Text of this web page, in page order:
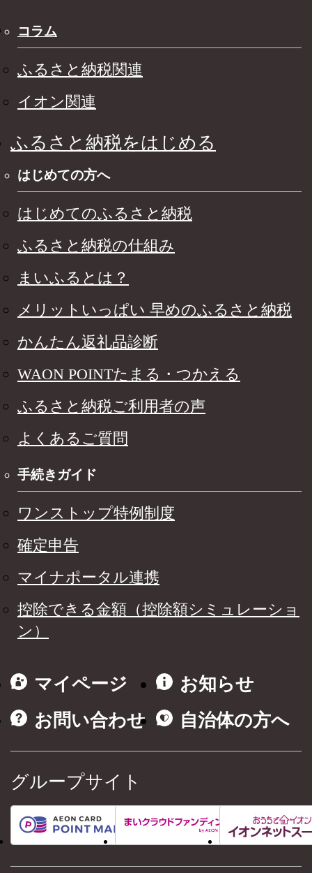
コラム
ふるさと納税関連
イオン関連
ふるさと納税をはじめる
はじめての方へ
はじめてのふるさと納税
ふるさと納税の仕組み
まいふるとは？
メリットいっぱい 早めのふるさと納税
かんたん返礼品診断
WAON POINTたまる・つかえる
ふるさと納税ご利用者の声
よくあるご質問
手続きガイド
ワンストップ特例制度
確定申告
マイナポータル連携
控除できる金額（控除額シミュレーショ
ン）
マイページ
お知らせ
お問い合わせ
自治体の方へ
グループサイト